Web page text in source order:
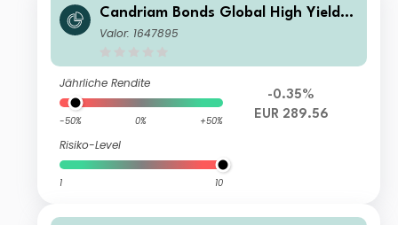
Candriam Bonds Global High Yield C
lass C EUR Cap
Valor: 1647895
Jährliche Rendite
-50% 0% +50%
Risiko-Level
1 10
-0.35%
EUR 289.56